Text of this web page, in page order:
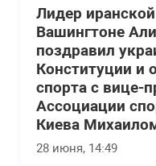
Лидер
Вашингтоне
поздравил
Конституции и
спорта с вице-
Ассоциации
Киева
28 июня, 14:49